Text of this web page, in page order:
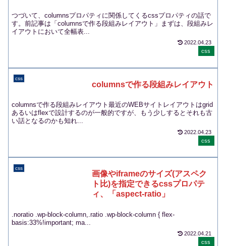
つづいて、columnsプロパティに関係してくるcssプロパティの話で
す。前記事は「columnsで作る段組みレイアウト」まずは、段組みレ
イアウトにおいて全幅表...
2022.04.23
css
css
columnsで作る段組みレイアウト
columnsで作る段組みレイアウト最近のWEBサイトレイアウトはgrid
あるいはflexで設計するのが一般的ですが、もう少しするとそれも古
い話となるのかも知れ...
2022.04.23
css
css
画像やiframeのサイズ(アスペク
ト比)を指定できるcssプロパテ
ィ、「aspect-ratio」
.noratio .wp-block-column,.ratio .wp-block-column { flex-
basis:33%!important; ma...
2022.04.21
css